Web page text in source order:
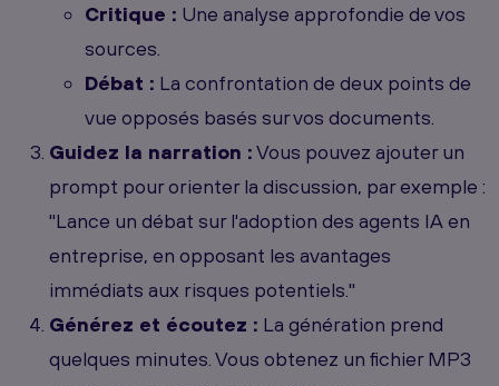
Critique : Une analyse approfondie de vos
sources.
Débat : La confrontation de deux points de
vue opposés basés sur vos documents.
Guidez la narration :Vous pouvez ajouter un
prompt pour orienter la discussion, par exemple :
"Lance un débat sur l'adoption des agents IA en
entreprise, en opposant les avantages
immédiats aux risques potentiels."
Générez et écoutez : La génération prend
quelques minutes. Vous obtenez un fichier MP3